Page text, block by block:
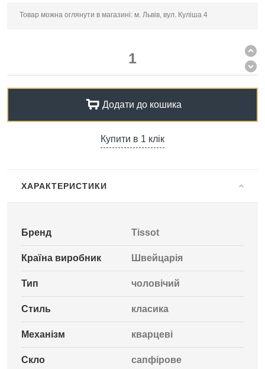
Товар можна оглянути в магазині: м. Львів, вул. Куліша 4
Додати до кошика
Купити в 1 клік
ХАРАКТЕРИСТИКИ
Бренд Tissot
Країна виробник Швейцарія
Тип чоловічий
Стиль класика
Механізм кварцеві
Скло сапфірове